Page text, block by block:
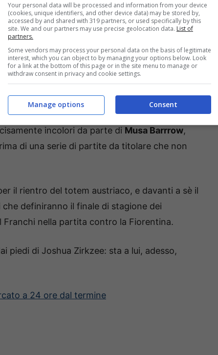
: giocavano lui e altri dieci. Bei tempi per i
– ma per chi contende il posto
demoralizzare.
del Carlino, era questo il caso di Joshua
in estate dal Bayern Monaco. Parola
Arnautovic, arrivato il 4 gennaio all’Olimpico
incolori da parte di Musa Barrrow,
di una serie di partite da titolare che non
il rientro del totem austriaco, e davanti a sè il
definiranno il finale di stagione dei
Franchi nella partita contro la Fiorentina.
piedi di Joshua Zirkzee: sta a lui, adesso,
a 24 ore dal termine
Your personal data will be processed and information from your device
(cookies, unique identifiers, and other device data) may be stored by,
accessed by and shared with 319 partners, or used specifically by this
site. We and our partners may use precise geolocation data. List of
partners.
Some vendors may process your personal data on the basis of legitimate
interest, which you can object to by managing your options below. Look
for a link at the bottom of this page or in the site menu to manage or
withdraw consent in privacy and cookie settings.
Consent
Manage options